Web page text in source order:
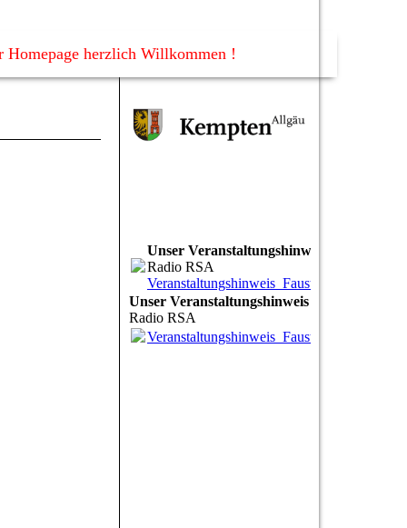
Homepage herzlich Willkommen !
Unser Veranstaltungshinweis
Radio RSA
Veranstaltungshinweis_Faust_RSA.mp3
Unser Veranstaltungshinweis
Radio RSA
Veranstaltungshinweis_Faust_RSA.mp3